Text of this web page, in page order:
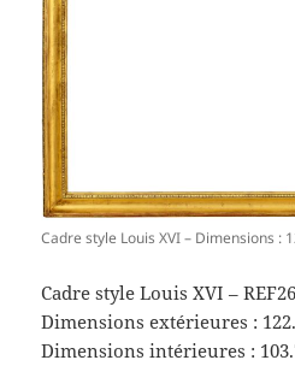
Cadre style Louis XVI – Dimensions :
Cadre style Louis XVI –
Dimensions extérieures :
Dimensions intérieures :